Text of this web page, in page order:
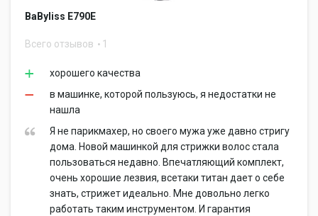
BaByliss E790E
Всего отзывов 1
хорошего качества
в машинке, которой пользуюсь, я недостатки не
нашла
Я не парикмахер, но своего мужа уже давно стригу
дома. Новой машинкой для стрижки волос стала
пользоваться недавно. Впечатляющий комплект,
очень хорошие лезвия, всетаки титан дает о себе
знать, стрижет идеально. Мне довольно легко
работать таким инструментом. И гарантия